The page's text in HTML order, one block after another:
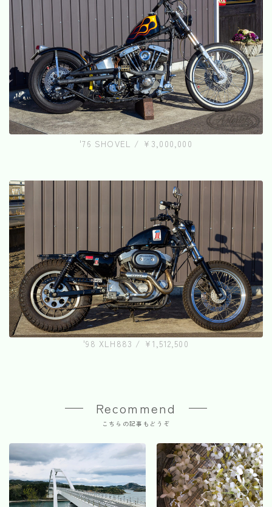
'76 SHOVEL / ¥3,000,000
'98 XLH883 / ¥1,512,500
Recommend
こちらの記事もどうぞ